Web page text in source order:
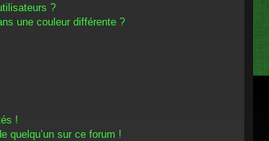
?
une couleur différente ?
!
quelqu’un sur ce forum !